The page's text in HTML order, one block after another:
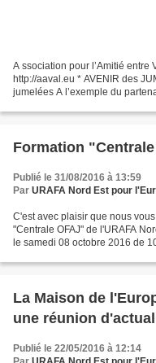
A ssociation pour l’Amitié entre
http://aaval.eu * AVENIR des
jumelées A l’exemple du
Formation
Publié le 31/08/2016 à 13:59
Par URAFA Nord Est pour
C'est avec plaisir que nous
"Centrale OFAJ" de l'URAFA
le samedi 08 octobre 2016 de
La Maison de
une réunion
Publié le 22/05/2016 à 12:14